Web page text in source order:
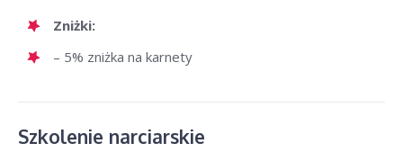
Zniżki:
– 5% zniżka na karnety
Szkolenie narciarskie